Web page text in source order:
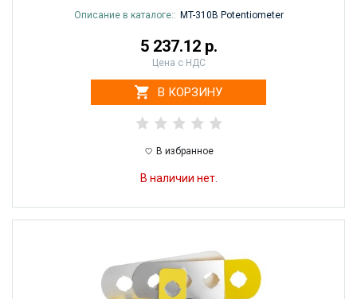
Описание в каталоге:: MT-310B Potentiometer
5 237.12 р.
Цена с НДС
В КОРЗИНУ
В избранное
В наличии нет.